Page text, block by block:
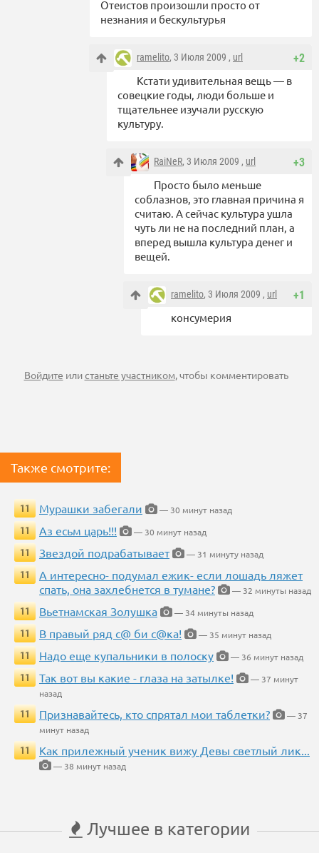
Отеистов произошли просто от
незнания и бескультурья
+2
ramelito, 3 Июля 2009 , url
Кстати удивительная вещь — в
совецкие годы, люди больше и
тщательнее изучали русскую
культуру.
+3
RaiNeR, 3 Июля 2009 , url
Просто было меньше
соблазнов, это главная причина я
считаю. А сейчас культура ушла
чуть ли не на последний план, а
вперед вышла культура денег и
вещей.
+1
ramelito, 3 Июля 2009 , url
консумерия
Войдите илистаньте участником, чтобы комментировать
Также смотрите:
11 Мурашки забегали
— 30 минут назад
11
Аз есьм царь!!!
— 30 минут назад
11
Звездой подрабатывает
— 31 минуту назад
11
А интересно- подумал ежик- если лошадь ляжет
спать, она захлебнется в тумане?
— 32 минуты назад
11
Вьетнамская Золушка
— 34 минуты назад
11
В правый ряд с@ би с@ка!
— 35 минут назад
11
Надо еще купальники в полоску
— 36 минут назад
11
Так вот вы какие - глаза на затылке!
— 37 минут
назад
11
Признавайтесь, кто спрятал мои таблетки?
— 37
минут назад
11
Как прилежный ученик вижу Девы светлый лик...
— 38 минут назад
Лучшее в категории